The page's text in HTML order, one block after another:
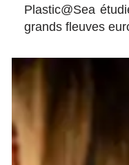
Plastic@Sea
grands fleuves